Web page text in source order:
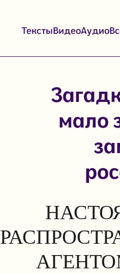
ТекстыВидеоАудио
мало